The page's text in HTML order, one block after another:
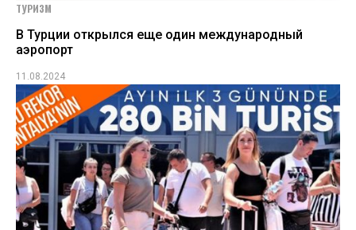
ТУРИЗМ
В Турции открылся еще один международный
аэропорт
11.08.2024